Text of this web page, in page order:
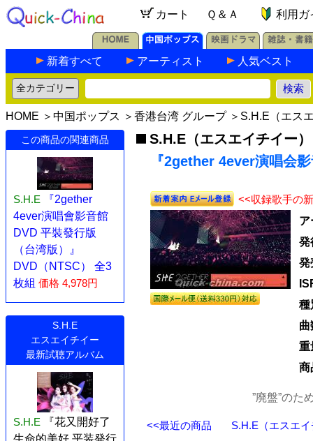
カート Ｑ＆Ａ 利用ガ
新着すべて アーティスト 人気ベスト
HOME ＞ 中国ポップス ＞ 香港台湾 グループ＞ S.H.E（エス
この商品の関連商品
S.H.E
『2gether
4ever演唱會影音館
DVD 平裝發行版
（台湾版）』
DVD（NTSC） 全3
枚組 価格 4,978円
S.H.E
エスエイチイー
最新試聴アルバム
S.H.E
『花又開好了
生命的美好 平装発行
S.H.E（エスエイチイー）
『2gether 4ever演唱会
<<収録歌手の
ア
発
発
種
曲
重
商
”廃盤”のた
<<最近の商品 S.H.E（エスエ